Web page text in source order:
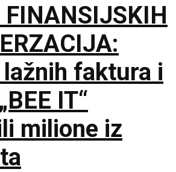
FINANSIJSKIH
faktura i
IT“
milione iz